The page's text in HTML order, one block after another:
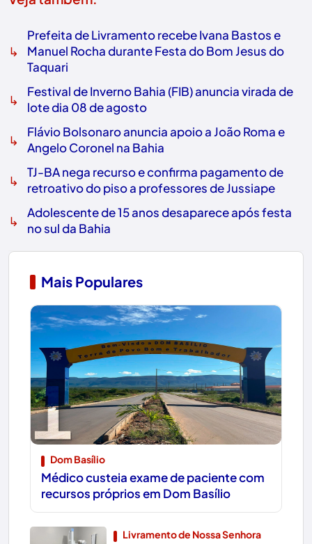
↳
Prefeita de Livramento recebe Ivana Bastos e
Manuel Rocha durante Festa do Bom Jesus do
Taquari
↳
Festival de Inverno Bahia (FIB) anuncia virada de
lote dia 08 de agosto
↳
Flávio Bolsonaro anuncia apoio a João Roma e
Angelo Coronel na Bahia
↳
TJ-BA nega recurso e confirma pagamento de
retroativo do piso a professores de Jussiape
↳
Adolescente de 15 anos desaparece após festa
no sul da Bahia
Mais Populares
1
Dom Basílio
Médico custeia exame de paciente com
recursos próprios em Dom Basílio
Livramento de Nossa Senhora